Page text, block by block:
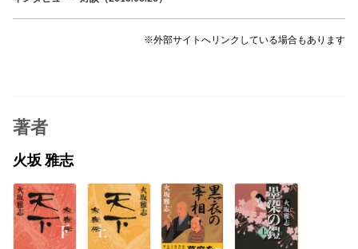
※外部サイトへリンクしている場合もあります
著者
火坂 雅志